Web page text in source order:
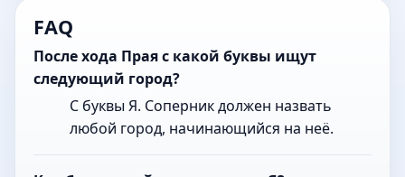
FAQ
После хода Прая с какой буквы ищут
следующий город?
С буквы Я. Соперник должен назвать
любой город, начинающийся на неё.